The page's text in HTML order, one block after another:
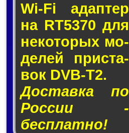
Wi-Fi адап­тер
на RT5370 для
не­ко­то­рых мо­
де­лей прис­та­
вок DVB-T2.
Доставка по
России -
бесплатно!